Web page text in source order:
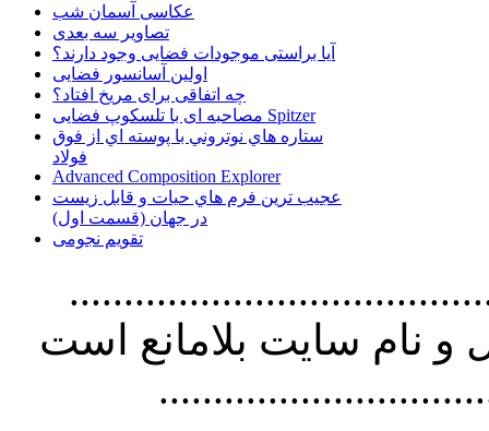
عکاسی آسمان شب
تصاویر سه بعدی
آیا براستی موجودات فضایی وجود دارند؟
اولین آسانسور فضایی
چه اتفاقی برای مریخ افتاد؟
مصاحبه ای با تلسکوپ فضایی Spitzer
ستاره هاي نوتروني با پوسته اي از فوق
فولاد
Advanced Composition Explorer
عجیب ترین فرم هاي حيات و قابل زيست
در جهان (قسمت اول)
تقویم نجومی
استفاده از
نام سايت بلامانع است